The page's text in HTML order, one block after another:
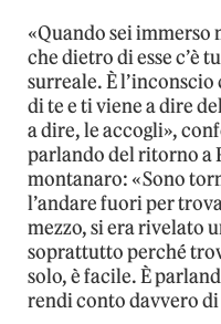
«Quando sei immerso
che dietro di esse c’è
surreale. È
di te e ti viene a dire
a dire, le accogli»,
parlando del ritorno a
montanaro: «Sono
l’andare fuori per
mezzo, si era rivelato
soprattutto perché
solo, è facile. È
rendi conto davvero di